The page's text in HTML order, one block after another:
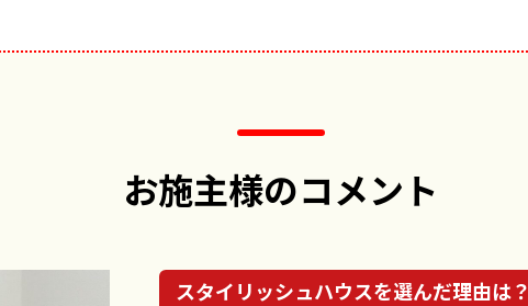
お施主様のコメント
スタイリッシュハウスを選んだ理由は？